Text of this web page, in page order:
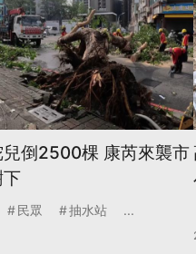
倒2500棵 康芮來襲市
下
民眾 抽水站 ...